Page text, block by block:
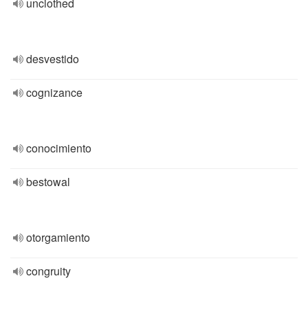
desvestido
cognizance
conocimiento
bestowal
otorgamiento
congruity